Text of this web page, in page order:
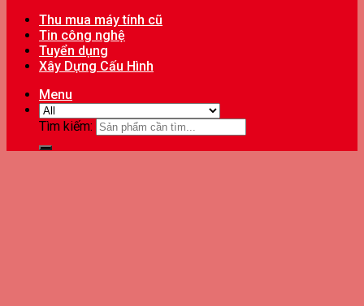
Thu mua máy tính cũ
Tin công nghệ
Tuyển dụng
Xây Dựng Cấu Hình
Menu
Tìm kiếm: